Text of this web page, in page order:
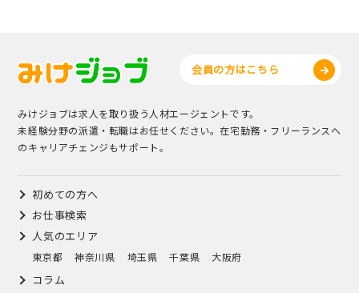
会員の方はこちら
みけジョブは求人を取り扱う人材エージェントです。
未経験分野の派遣・転職はお任せください。在宅勤務・フリーランスへ
のキャリアチェンジもサポート。
初めての方へ
お仕事検索
人気のエリア
東京都 神奈川県 埼玉県 千葉県 大阪府
コラム